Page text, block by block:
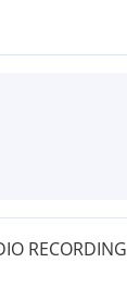
RECORDING